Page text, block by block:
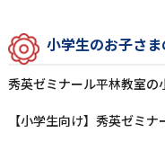
⼩学⽣のお⼦さ
秀英ゼミナール平林教室の
【小学生向け】秀英ゼミ